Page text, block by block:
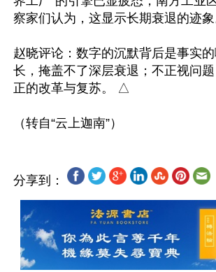
察家们认为，这显示长期衰退的迹象
赵晓评论：数字的沉默背后是事实
长，掩盖不了深层衰退；不正视问
正的改革与复苏。 △
分享到：